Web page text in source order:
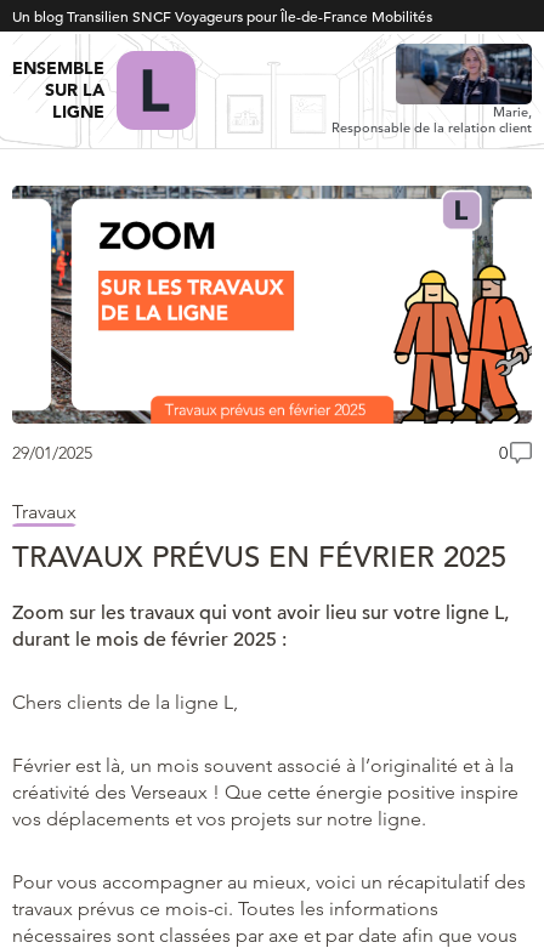
Un blog Transilien SNCF Voyageurs pour Île-de-France Mobilités
ENSEMBLE
SUR LA
LIGNE
Marie,
Responsable de la relation client
29/01/2025 0
Travaux
TRAVAUX PRÉVUS EN FÉVRIER 2025
Zoom sur les travaux qui vont avoir lieu sur votre ligne L,
durant le mois de février 2025 :
Chers clients de la ligne L,
Février est là, un mois souvent associé à l’originalité et à la
créativité des Verseaux ! Que cette énergie positive inspire
vos déplacements et vos projets sur notre ligne.
Pour vous accompagner au mieux, voici un récapitulatif des
travaux prévus ce mois-ci. Toutes les informations
nécessaires sont classées par axe et par date afin que vous